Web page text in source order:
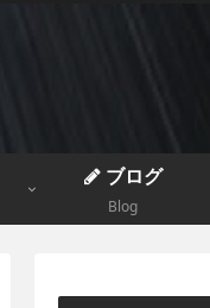
ブログ
Blog